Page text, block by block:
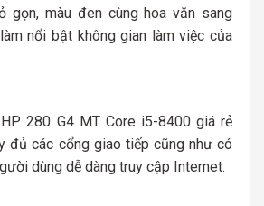
gọn, màu đen cùng hoa văn sang
nổi bật không gian làm việc của
280 G4 MT Core i5-8400 giá rẻ
đủ các cổng giao tiếp cũng như có
dùng dễ dàng truy cập Internet.